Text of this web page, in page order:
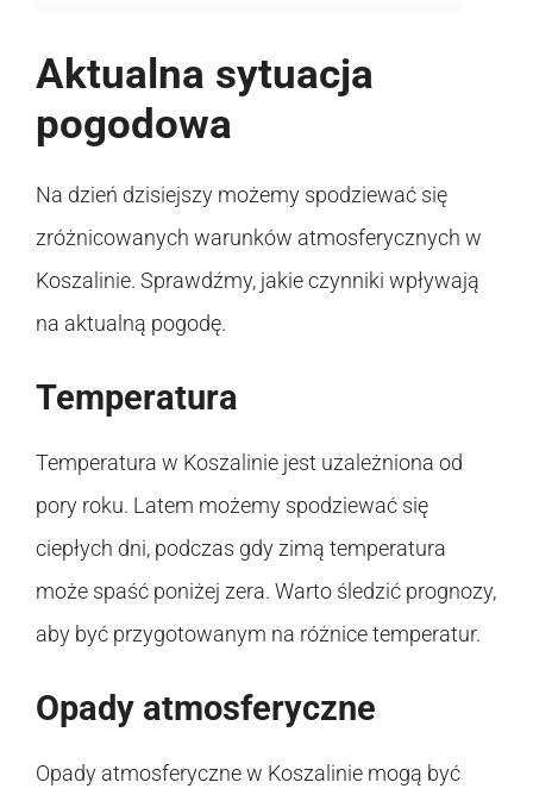
Aktualna sytuacja
pogodowa
Na dzień dzisiejszy możemy spodziewać się
zróżnicowanych warunków atmosferycznych w
Koszalinie. Sprawdźmy, jakie czynniki wpływają
na aktualną pogodę.
Temperatura
Temperatura w Koszalinie jest uzależniona od
pory roku. Latem możemy spodziewać się
ciepłych dni, podczas gdy zimą temperatura
może spaść poniżej zera. Warto śledzić prognozy,
aby być przygotowanym na różnice temperatur.
Opady atmosferyczne
Opady atmosferyczne w Koszalinie mogą być